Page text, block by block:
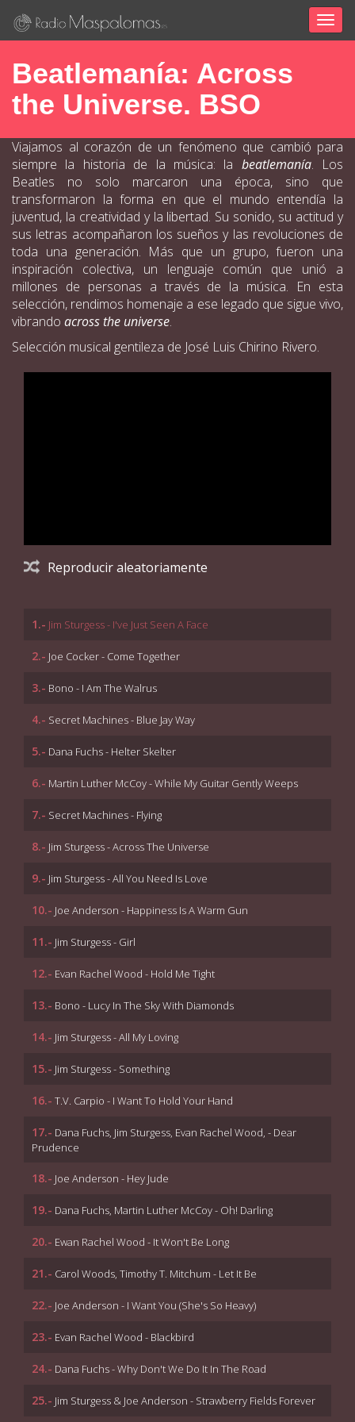
Beatlemanía: Across
the Universe. BSO
Viajamos al corazón de un fenómeno que cambió para
siempre la historia de la música: la beatlemanía. Los
Beatles no solo marcaron una época, sino que
transformaron la forma en que el mundo entendía la
juventud, la creatividad y la libertad. Su sonido, su actitud y
sus letras acompañaron los sueños y las revoluciones de
toda una generación. Más que un grupo, fueron una
inspiración colectiva, un lenguaje común que unió a
millones de personas a través de la música. En esta
selección, rendimos homenaje a ese legado que sigue vivo,
vibrando across the universe.
Selección musical gentileza de José Luis Chirino Rivero.
Reproducir aleatoriamente
1.- Jim Sturgess - I've Just Seen A Face
2.- Joe Cocker - Come Together
3.- Bono - I Am The Walrus
4.- Secret Machines - Blue Jay Way
5.- Dana Fuchs - Helter Skelter
6.- Martin Luther McCoy - While My Guitar Gently Weeps
7.- Secret Machines - Flying
8.- Jim Sturgess - Across The Universe
9.- Jim Sturgess - All You Need Is Love
10.- Joe Anderson - Happiness Is A Warm Gun
11.- Jim Sturgess - Girl
12.- Evan Rachel Wood - Hold Me Tight
13.- Bono - Lucy In The Sky With Diamonds
14.- Jim Sturgess - All My Loving
15.- Jim Sturgess - Something
16.- T.V. Carpio - I Want To Hold Your Hand
17.- Dana Fuchs, Jim Sturgess, Evan Rachel Wood, - Dear
Prudence
18.- Joe Anderson - Hey Jude
19.- Dana Fuchs, Martin Luther McCoy - Oh! Darling
20.- Ewan Rachel Wood - It Won't Be Long
21.- Carol Woods, Timothy T. Mitchum - Let It Be
22.- Joe Anderson - I Want You (She's So Heavy)
23.- Evan Rachel Wood - Blackbird
24.- Dana Fuchs - Why Don't We Do It In The Road
25.- Jim Sturgess & Joe Anderson - Strawberry Fields Forever